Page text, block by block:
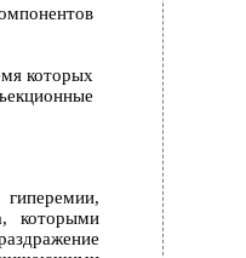
которых
которыми